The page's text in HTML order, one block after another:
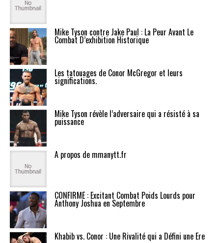
Mike Tyson contre Jake Paul : La Peur Avant Le
Combat D’exhibition Historique
Les tatouages de Conor McGregor et leurs
significations.
Mike Tyson révèle l’adversaire qui a résisté à sa
puissance
A propos de mmanytt.fr
CONFIRMÉ : Excitant Combat Poids Lourds pour
Anthony Joshua en Septembre
Khabib vs. Conor : Une Rivalité qui a Défini une Ère